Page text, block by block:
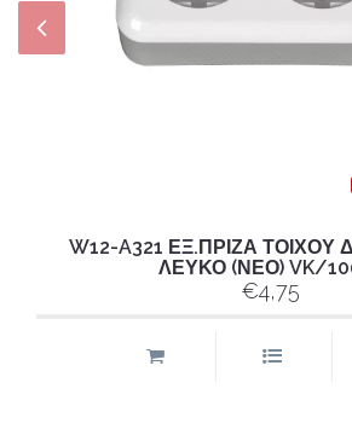
W12-A321 ΕΞ.ΠΡΙΖΑ ΤΟΙΧΟΥ
ΛΕΥΚΟ (ΝΕΟ) VK/
€4,75